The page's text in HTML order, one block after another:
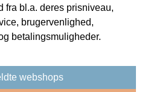
fra bl.a. deres prisniveau,
brugervenlighed,
betalingsmuligheder.
webshops